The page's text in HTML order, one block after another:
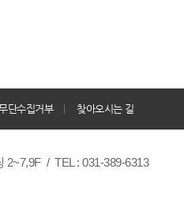
단수집거부 찾아오시는 길
2~7,9F / TEL : 031-389-6313